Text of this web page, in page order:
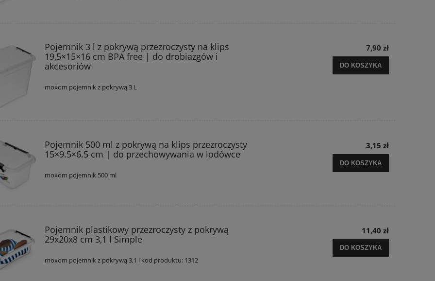
Pojemnik 3 l z pokrywą przezroczysty na klips
19,5×15×16 cm BPA free | do drobiazgów i
akcesoriów
moxom pojemnik z pokrywą 3 L
7,90 zł
DO KOSZYKA
Pojemnik 500 ml z pokrywą na klips przezroczysty
15×9.5×6.5 cm | do przechowywania w lodówce
moxom pojemnik 500 ml
3,15 zł
DO KOSZYKA
Pojemnik plastikowy przezroczysty z pokrywą
29x20x8 cm 3,1 l Simple
moxom pojemnik z pokrywą 3,1 l kod produktu: 1312
11,40 zł
DO KOSZYKA